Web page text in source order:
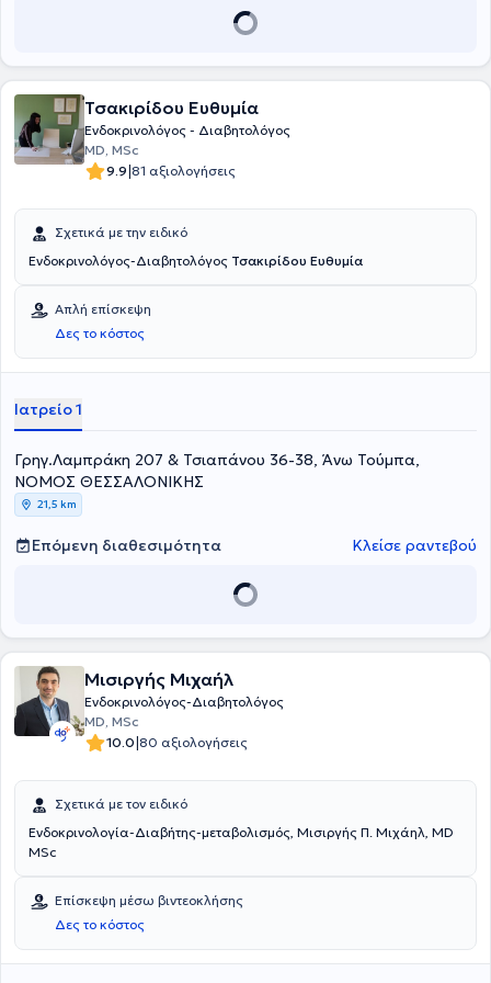
παιδοενδοκρινολογία, το μεταβολισμό και στη
Τσακιρίδου Ευθυμία
Ενδοκρινολόγος - Διαβητολόγος
MD, MSc
9.9|81 αξιολογήσεις
Σχετικά με την ειδικό
Ενδοκρινολόγος-Διαβητολόγος Τσακιρίδου Ευθυμία
Απλή επίσκεψη
Δες το κόστος
Ιατρείο 1
Γρηγ.Λαμπράκη 207 & Τσιαπάνου 36-38, Άνω Τούμπα,
ΝΟΜΟΣ ΘΕΣΣΑΛΟΝΙΚΗΣ
21,5 km
Επόμενη διαθεσιμότητα Κλείσε ραντεβού
Μισιργής Μιχαήλ
Ενδοκρινολόγος-Διαβητολόγος
MD, MSc
10.0|80 αξιολογήσεις
Σχετικά με τον ειδικό
Ενδοκρινολογία-Διαβήτης-μεταβολισμός, Μισιργής Π. Μιχάηλ, MD
MSc
Επίσκεψη μέσω βιντεοκλήσης
Δες το κόστος